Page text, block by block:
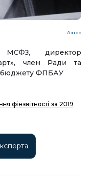
Автор
МСФЗ, директор
член Ради та
бюджету ФПБАУ
фінзвітності за 2019